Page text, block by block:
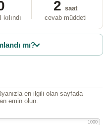
2 saat
cevab müddeti
mı?
en ilgili olan sayfada
emin olun.
1000